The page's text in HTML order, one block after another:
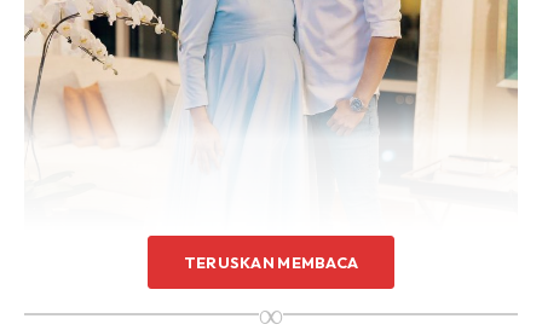
TERUSKAN MEMBACA
∞